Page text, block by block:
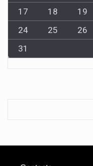
17
18 19
24
25 26
31